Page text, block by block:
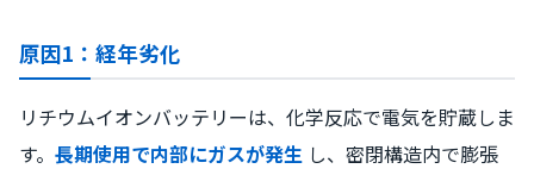
原因1：経年劣化
リチウムイオンバッテリーは、化学反応で電気を貯蔵しま
す。 長期使用で内部にガスが発生 し、密閉構造内で膨張